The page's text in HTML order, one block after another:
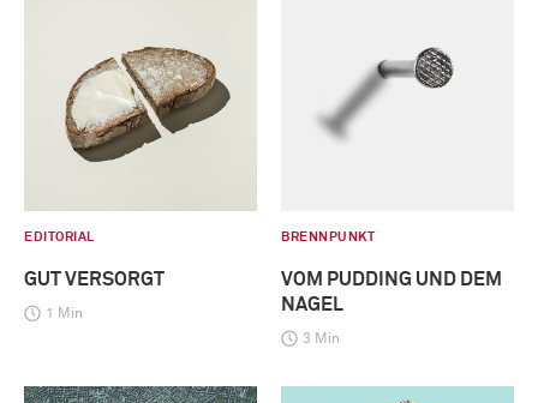
EDITORIAL
GUT VERSORGT
1 Min
BRENNPUNKT
VOM PUDDING UND DEM
NAGEL
3 Min